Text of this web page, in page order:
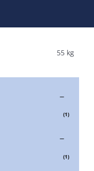
55 kg
(1)
(1)